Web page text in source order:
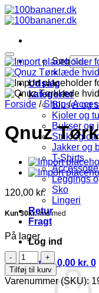
Fortsæt
til
Søg
×
Udsalg
kategorier
Bluser og
Kjoler og
Bukser og
Strik og
Jakker og
T-Shirts
Leggings
Sko
Lingeri
Retur
Fragt
Log ind
Kurv /0,00 kr. 0
Forside / Shop /
Qnuz
120,00 kr.
På lager
Qnuz
Tørklæde
hvid
antal
Tilføj til kurv
Varenummer (SKU):